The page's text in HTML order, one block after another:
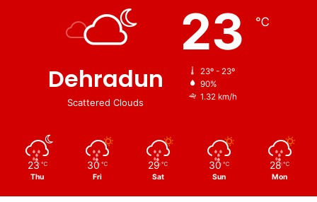
Dehradun
Scattered Clouds
23 ℃
23º - 23º
90%
1.32 km/h
23 ℃
Thu
30 ℃
Fri
29 ℃
Sat
30 ℃
Sun
28 ℃
Mon